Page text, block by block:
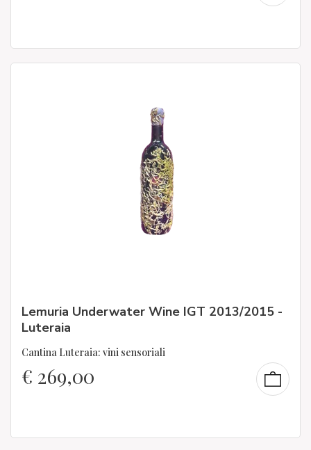
Lemuria Underwater Wine IGT 2013/2015 -
Luteraia
Cantina Luteraia: vini sensoriali
€ 269,00